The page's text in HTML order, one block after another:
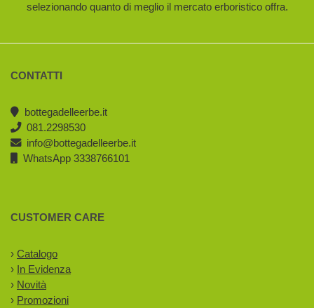
selezionando quanto di meglio il mercato erboristico offra.
CONTATTI
bottegadelleerbe.it
081.2298530
info@bottegadelleerbe.it
WhatsApp 3338766101
CUSTOMER CARE
› Catalogo
› In Evidenza
› Novità
› Promozioni